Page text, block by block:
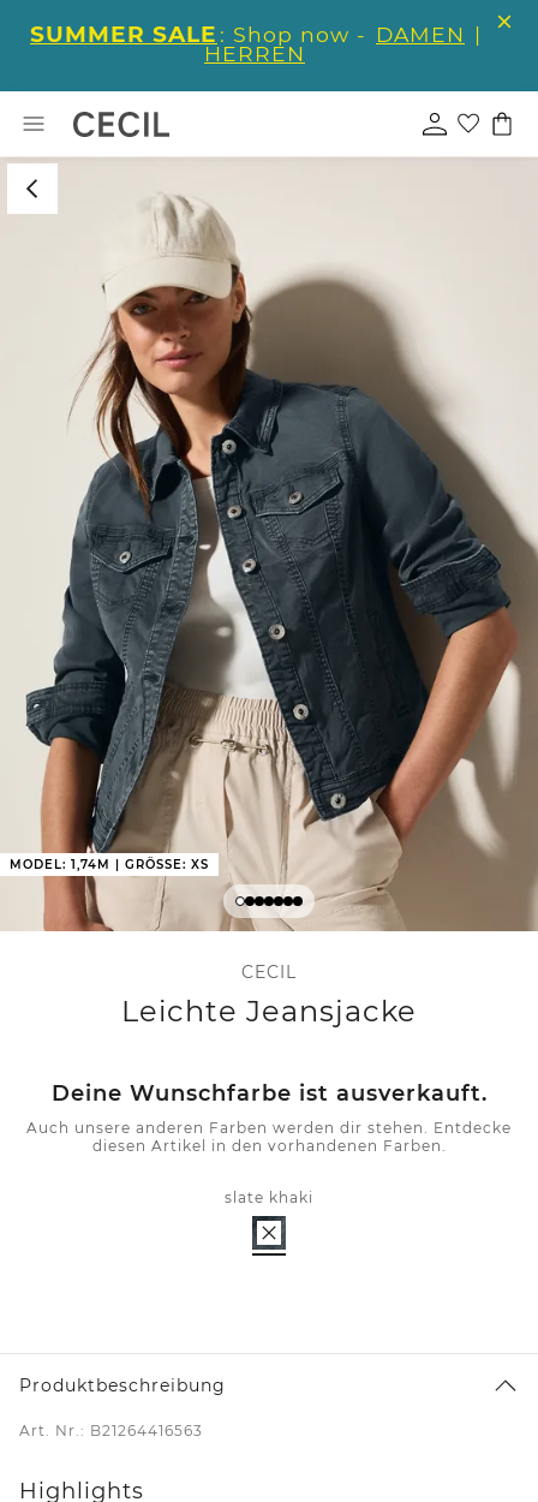
SUMMER SALE : Shop now - DAMEN |
HERREN
MODEL: 1,74M | GRÖSSE: XS
CECIL
Leichte Jeansjacke
Deine Wunschfarbe ist ausverkauft.
Auch unsere anderen Farben werden dir stehen. Entdecke
diesen Artikel in den vorhandenen Farben.
slate khaki
Produktbeschreibung
Art. Nr.: B21264416563
Highlights